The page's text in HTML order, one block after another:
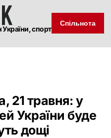
України, спорт
Спільнота
21 травня: у
України буде
дощі